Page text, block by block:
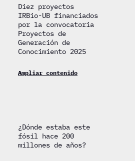
Diez proyectos
IRBio-UB financiados
por la convocatoria
Proyectos de
Generación de
Conocimiento 2025
Ampliar contenido
¿Dónde estaba este
fósil hace 200
millones de años?